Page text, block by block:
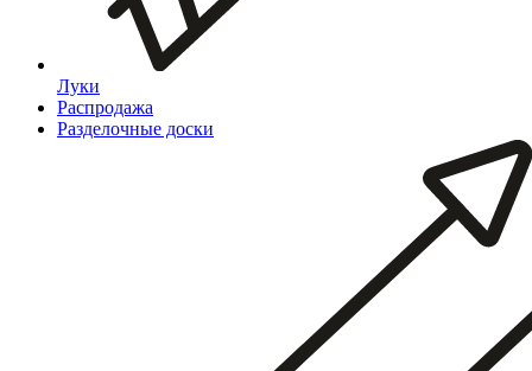
Луки
Распродажа
Разделочные доски